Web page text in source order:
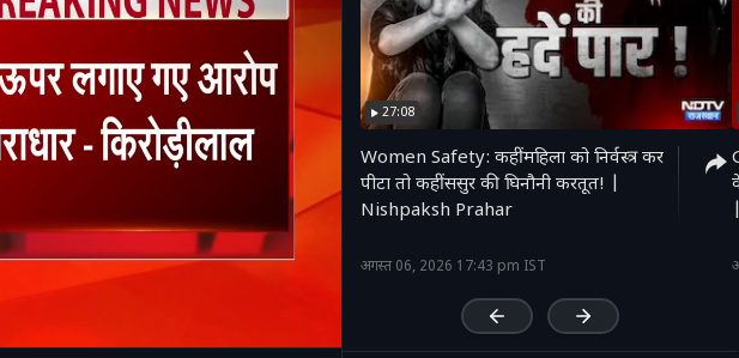
27:08
Women Safety: कहीं महिला को निर्वस्त्र कर
पीटा तो कहीं ससुर की घिनौनी करतूत! |
Nishpaksh Prahar
अगस्त 06, 2026 17:43 pm IST